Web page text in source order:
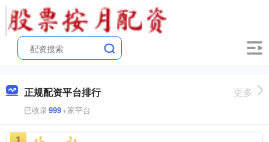
正规配资平台排行
已收录999+家平台
更多